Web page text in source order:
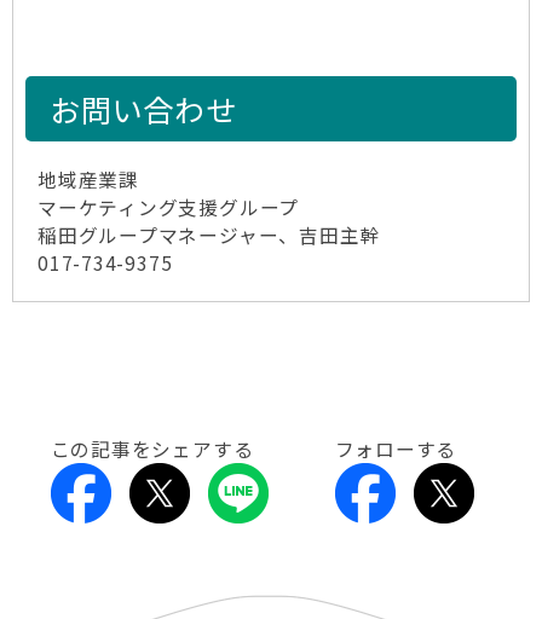
お問い合わせ
地域産業課
マーケティング支援グループ
稲田グループマネージャー、吉田主幹
017-734-9375
この記事をシェアする フォローする